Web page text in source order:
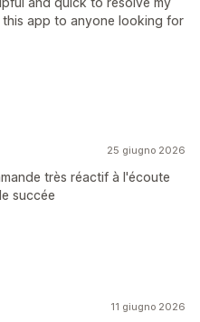
this app to anyone looking for
25 giugno 2026
très réactif à l'écoute
succée
11 giugno 2026